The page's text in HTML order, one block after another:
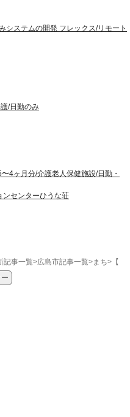
システムの開発 フレックス/リモート
/日勤のみ
4ヶ月分/介護老人保健施設/日勤・
ンセンターひうな荘
記事一覧>広島市記事一覧>まち>【広